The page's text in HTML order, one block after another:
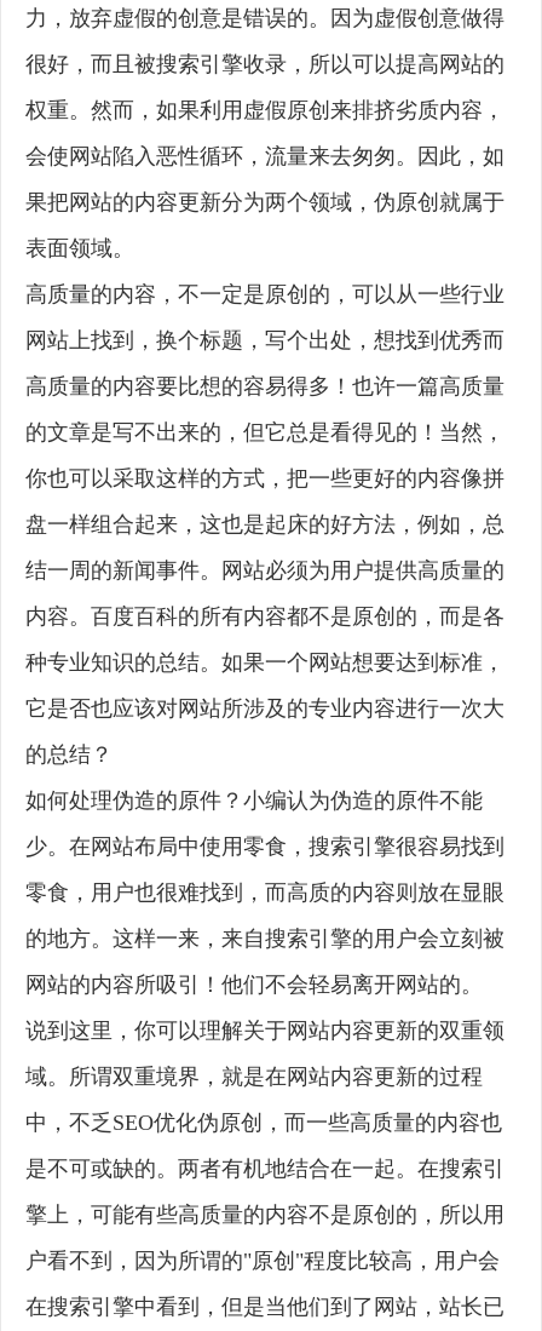
力，放弃虚假的创意是错误的。因为虚假创意做得
很好，而且被搜索引擎收录，所以可以提高网站的
权重。然而，如果利用虚假原创来排挤劣质内容，
会使网站陷入恶性循环，流量来去匆匆。因此，如
果把网站的内容更新分为两个领域，伪原创就属于
表面领域。
高质量的内容，不一定是原创的，可以从一些行业
网站上找到，换个标题，写个出处，想找到优秀而
高质量的内容要比想的容易得多！也许一篇高质量
的文章是写不出来的，但它总是看得见的！当然，
你也可以采取这样的方式，把一些更好的内容像拼
盘一样组合起来，这也是起床的好方法，例如，总
结一周的新闻事件。网站必须为用户提供高质量的
内容。百度百科的所有内容都不是原创的，而是各
种专业知识的总结。如果一个网站想要达到标准，
它是否也应该对网站所涉及的专业内容进行一次大
的总结？
如何处理伪造的原件？小编认为伪造的原件不能
少。在网站布局中使用零食，搜索引擎很容易找到
零食，用户也很难找到，而高质的内容则放在显眼
的地方。这样一来，来自搜索引擎的用户会立刻被
网站的内容所吸引！他们不会轻易离开网站的。
说到这里，你可以理解关于网站内容更新的双重领
域。所谓双重境界，就是在网站内容更新的过程
中，不乏SEO优化伪原创，而一些高质量的内容也
是不可或缺的。两者有机地结合在一起。在搜索引
擎上，可能有些高质量的内容不是原创的，所以用
户看不到，因为所谓的"原创"程度比较高，用户会
在搜索引擎中看到，但是当他们到了网站，站长已